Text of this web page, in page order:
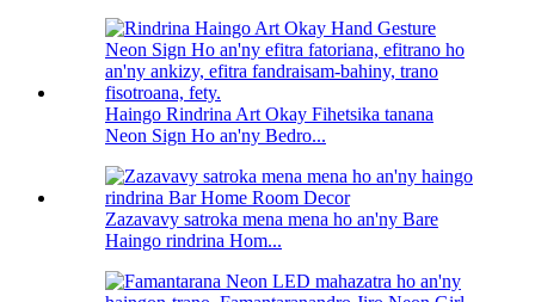
Haingo Rindrina Art Okay Fihetsika tanana
Neon Sign Ho an'ny Bedro...
Zazavavy satroka mena mena ho an'ny Bare
Haingo rindrina Hom...